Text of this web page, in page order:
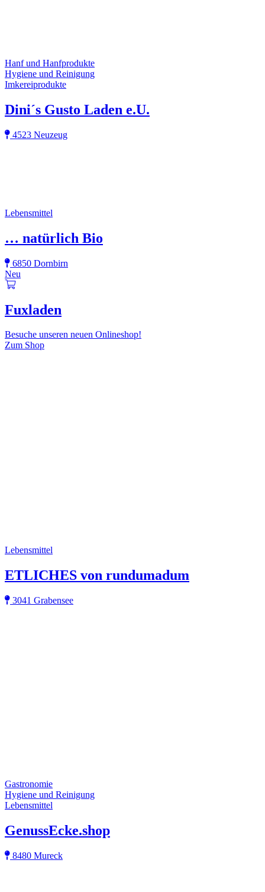
Hanf und Hanfprodukte
Hygiene und Reinigung
Imkereiprodukte
Dini´s Gusto Laden e.U.
4523 Neuzeug
Lebensmittel
… natürlich Bio
6850 Dornbirn
Neu
Fuxladen
Besuche unseren neuen Onlineshop!
Zum Shop
Lebensmittel
ETLICHES von rundumadum
3041 Grabensee
Gastronomie
Hygiene und Reinigung
Lebensmittel
GenussEcke.shop
8480 Mureck